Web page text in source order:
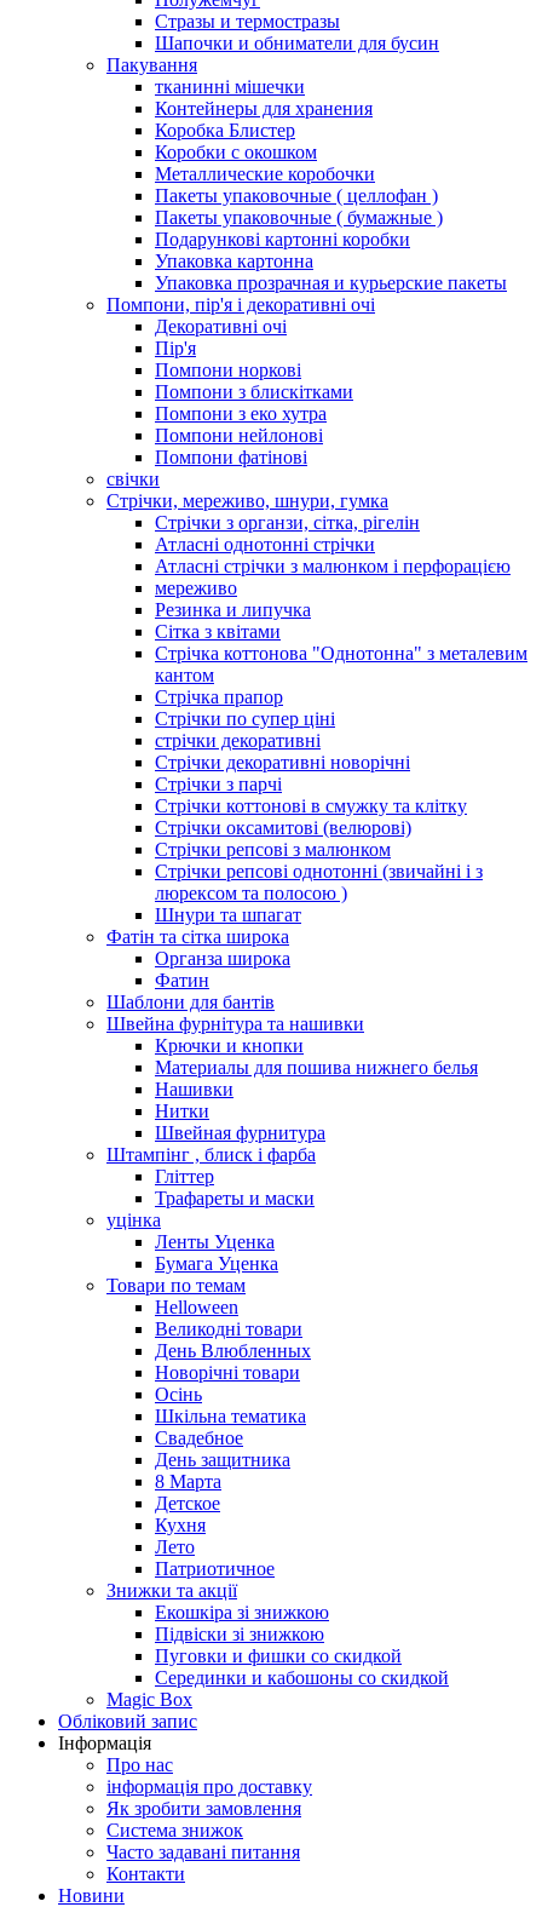
Стразы и термостразы
Шапочки и обниматели для бусин
Пакування
тканинні мішечки
Контейнеры для хранения
Коробка Блистер
Коробки с окошком
Металлические коробочки
Пакеты упаковочные ( целлофан )
Пакеты упаковочные ( бумажные )
Подарункові картонні коробки
Упаковка картонна
Упаковка прозрачная и курьерские пакеты
Помпони, пір'я і декоративні очі
Декоративні очі
Пір'я
Помпони норкові
Помпони з блискітками
Помпони з еко хутра
Помпони нейлонові
Помпони фатінові
свічки
Стрічки, мереживо, шнури, гумка
Стрічки з органзи, сітка, рігелін
Атласні однотонні стрічки
Атласні стрічки з малюнком і перфорацією
мереживо
Резинка и липучка
Сітка з квітами
Стрічка коттонова "Однотонна" з металевим
кантом
Стрічка прапор
Стрічки по супер ціні
стрічки декоративні
Стрічки декоративні новорічні
Стрічки з парчі
Стрічки коттонові в смужку та клітку
Стрічки оксамитові (велюрові)
Стрічки репсові з малюнком
Стрічки репсові однотонні (звичайні і з
люрексом та полосою )
Шнури та шпагат
Фатін та сітка широка
Органза широка
Фатин
Шаблони для бантів
Швейна фурнітура та нашивки
Крючки и кнопки
Материалы для пошива нижнего белья
Нашивки
Нитки
Швейная фурнитура
Штампінг , блиск і фарба
Гліттер
Трафареты и маски
уцінка
Ленты Уценка
Бумага Уценка
Товари по темам
Helloween
Великодні товари
День Влюбленных
Новорічні товари
Осінь
Шкільна тематика
Свадебное
День защитника
8 Марта
Детское
Кухня
Лето
Патриотичное
Знижки та акції
Екошкіра зі знижкою
Підвіски зі знижкою
Пуговки и фишки со скидкой
Серединки и кабошоны со скидкой
Magic Box
Обліковий запис
Інформація
Про нас
інформація про доставку
Як зробити замовлення
Система знижок
Часто задавані питання
Контакти
Новини